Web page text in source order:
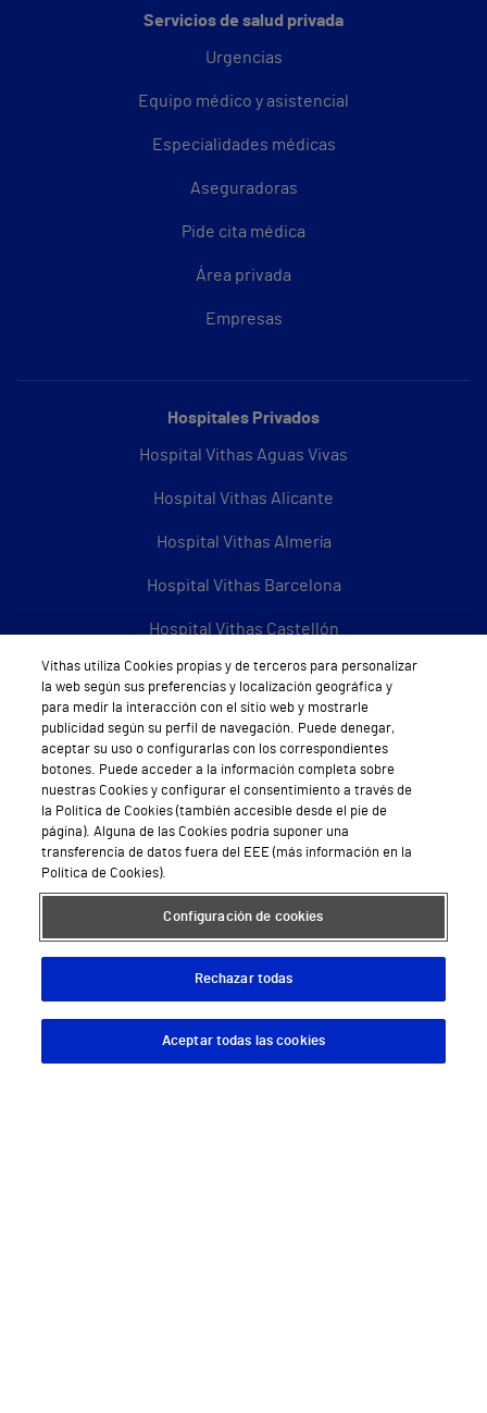
Servicios de salud privada
Urgencias
Equipo médico y asistencial
Especialidades médicas
Aseguradoras
Pide cita médica
Área privada
Empresas
Hospitales Privados
Hospital Vithas Aguas Vivas
Hospital Vithas Alicante
Hospital Vithas Almería
Hospital Vithas Barcelona
Hospital Vithas Castellón
Hospital Vithas Granada
Hospital Universitario Vithas Las Palmas
Hospital Vithas Lleida
Hospital Universitario Vithas Madrid Aravaca
Hospital Universitario Vithas Madrid Arturo Soria
Hospital Universitario Vithas Madrid La Milagrosa
Hospital Vithas Medimar
Hospital Vithas Sevilla
Hospital Vithas Tenerife
Descargar App
Vithas utiliza Cookies propias y de terceros para personalizar
la web según sus preferencias y localización geográfica y
para medir la interacción con el sitio web y mostrarle
publicidad según su perfil de navegación. Puede denegar,
aceptar su uso o configurarlas con los correspondientes
botones. Puede acceder a la información completa sobre
nuestras Cookies y configurar el consentimiento a través de
la Política de Cookies (también accesible desde el pie de
página). Alguna de las Cookies podría suponer una
transferencia de datos fuera del EEE (más información en la
Política de Cookies).
Configuración de cookies
Rechazar todas
Aceptar todas las cookies